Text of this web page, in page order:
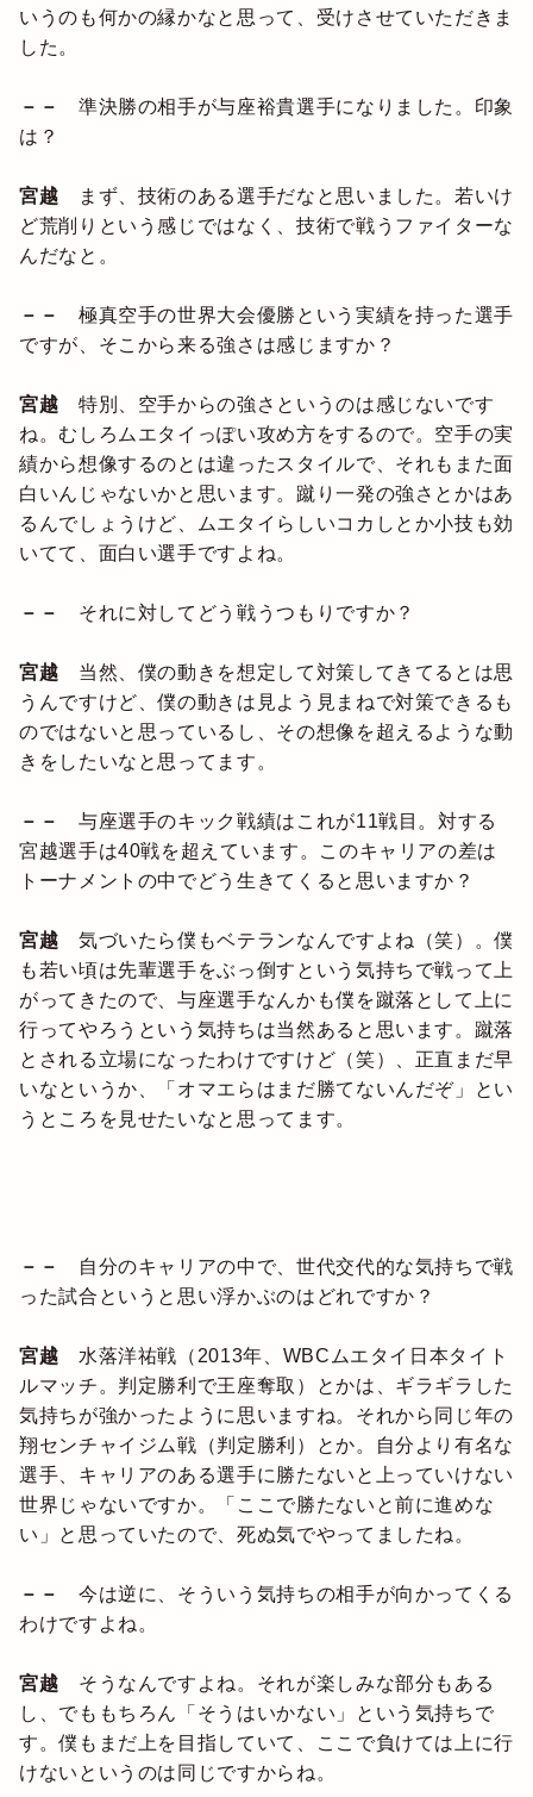
いうのも何かの縁かなと思って、受けさせていただきま
した。
－－ 準決勝の相手が与座裕貴選手になりました。印象
は？
宮越 まず、技術のある選手だなと思いました。若いけ
ど荒削りという感じではなく、技術で戦うファイターな
んだなと。
－－ 極真空手の世界大会優勝という実績を持った選手
ですが、そこから来る強さは感じますか？
宮越 特別、空手からの強さというのは感じないです
ね。むしろムエタイっぽい攻め方をするので。空手の実
績から想像するのとは違ったスタイルで、それもまた面
白いんじゃないかと思います。蹴り一発の強さとかはあ
るんでしょうけど、ムエタイらしいコカしとか小技も効
いてて、面白い選手ですよね。
－－ それに対してどう戦うつもりですか？
宮越 当然、僕の動きを想定して対策してきてるとは思
うんですけど、僕の動きは見よう見まねで対策できるも
のではないと思っているし、その想像を超えるような動
きをしたいなと思ってます。
－－ 与座選手のキック戦績はこれが11戦目。対する
宮越選手は40戦を超えています。このキャリアの差は
トーナメントの中でどう生きてくると思いますか？
宮越 気づいたら僕もベテランなんですよね（笑）。僕
も若い頃は先輩選手をぶっ倒すという気持ちで戦って上
がってきたので、与座選手なんかも僕を蹴落として上に
行ってやろうという気持ちは当然あると思います。蹴落
とされる立場になったわけですけど（笑）、正直まだ早
いなというか、「オマエらはまだ勝てないんだぞ」とい
うところを見せたいなと思ってます。
－－
自分のキャリアの中で、世代交代的な気持ちで戦
った試合というと思い浮かぶのはどれですか？
宮越 水落洋祐戦（2013年、WBCムエタイ日本タイト
ルマッチ。判定勝利で王座奪取）とかは、ギラギラした
気持ちが強かったように思いますね。それから同じ年の
翔センチャイジム戦（判定勝利）とか。自分より有名な
選手、キャリアのある選手に勝たないと上っていけない
世界じゃないですか。「ここで勝たないと前に進めな
い」と思っていたので、死ぬ気でやってましたね。
－－ 今は逆に、そういう気持ちの相手が向かってくる
わけですよね。
宮越 そうなんですよね。それが楽しみな部分もある
し、でももちろん「そうはいかない」という気持ちで
す。僕もまだ上を目指していて、ここで負けては上に行
けないというのは同じですからね。